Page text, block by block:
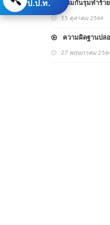
ร่วมกันรุมทำร้าย
15 ตุลาคม 2564
ความผิดฐานปลอ
27 พฤษภาคม
ป.ป.ท.